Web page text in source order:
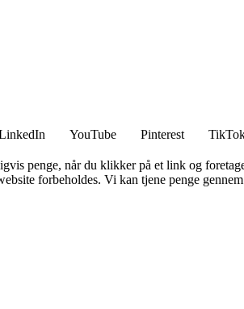
YouTube Pinterest
penge, når du klikker på et link og
forbeholdes. Vi kan tjene penge